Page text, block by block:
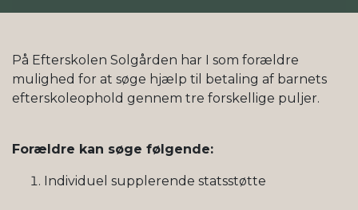
På Efterskolen Solgården har I som forældre
mulighed for at søge hjælp til betaling af barnets
efterskoleophold gennem tre forskellige puljer.
Forældre kan søge følgende:
Individuel supplerende statsstøtte